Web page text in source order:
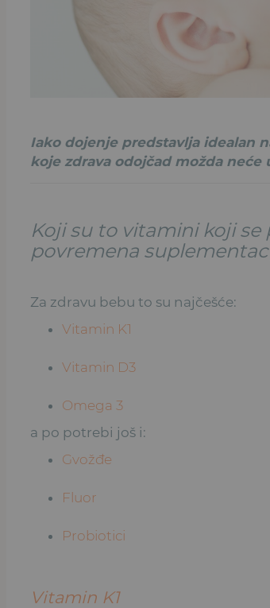
Iako dojenje predstavlja idealan
koje zdrava odojčad možda
Koji su to vitamini koji
povremena
Za zdravu bebu to su najčešće:
Vitamin K1
Vitamin D3
Omega 3
a po potrebi još i:
Gvožđe
Fluor
Probiotici
Vitamin K1